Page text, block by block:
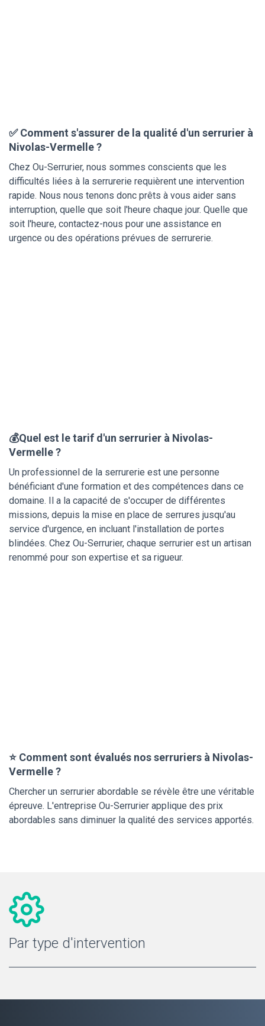
✅ Comment s'assurer de la qualité d'un serrurier à
Nivolas-Vermelle ?
Chez Ou-Serrurier, nous sommes conscients que les
difficultés liées à la serrurerie requièrent une intervention
rapide. Nous nous tenons donc prêts à vous aider sans
interruption, quelle que soit l'heure chaque jour. Quelle que
soit l'heure, contactez-nous pour une assistance en
urgence ou des opérations prévues de serrurerie.
💰Quel est le tarif d'un serrurier à Nivolas-
Vermelle ?
Un professionnel de la serrurerie est une personne
bénéficiant d'une formation et des compétences dans ce
domaine. Il a la capacité de s'occuper de différentes
missions, depuis la mise en place de serrures jusqu'au
service d'urgence, en incluant l'installation de portes
blindées. Chez Ou-Serrurier, chaque serrurier est un artisan
renommé pour son expertise et sa rigueur.
⭐ Comment sont évalués nos serruriers à Nivolas-
Vermelle ?
Chercher un serrurier abordable se révèle être une véritable
épreuve. L'entreprise Ou-Serrurier applique des prix
abordables sans diminuer la qualité des services apportés.
Par type d'intervention